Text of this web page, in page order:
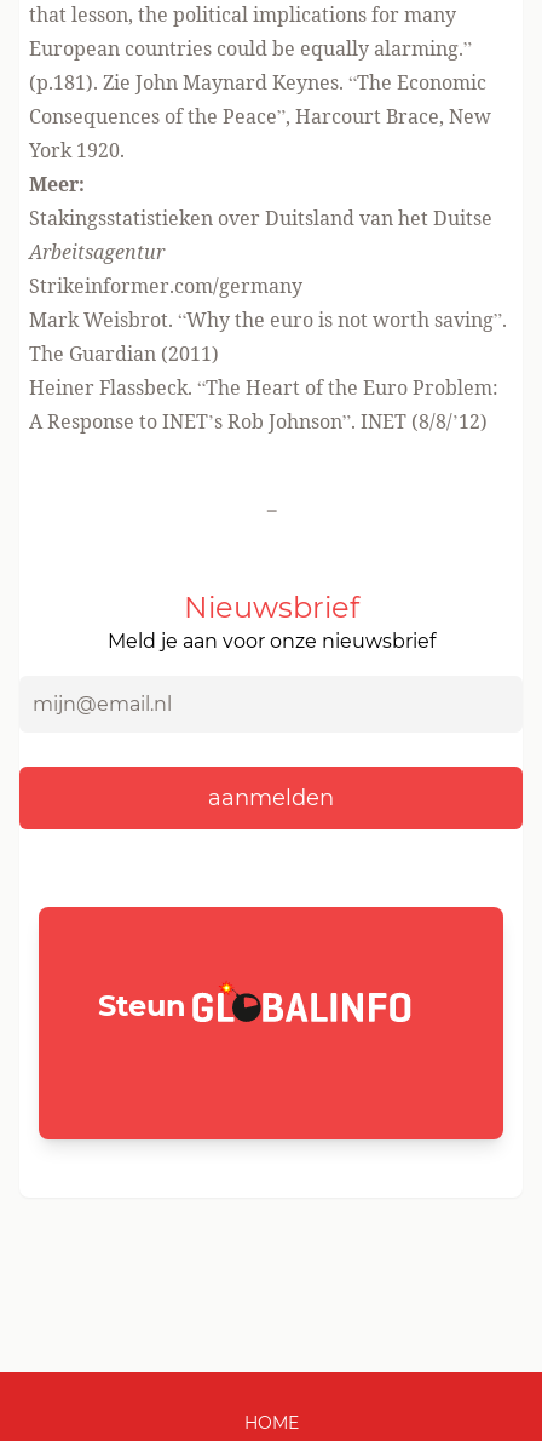
that lesson, the political implications for many
European countries could be equally alarming.”
(p.181). Zie John Maynard Keynes. “The Economic
Consequences of the Peace”, Harcourt Brace, New
York 1920.
Meer:
Stakingsstatistieken over Duitsland van het Duitse
Arbeitsagentur
Strikeinformer.com/germany
Mark Weisbrot. “Why the euro is not worth saving”.
The Guardian (2011)
Heiner Flassbeck. “The Heart of the Euro Problem:
A Response to INET’s Rob Johnson”. INET (8/8/’12)
-
Nieuwsbrief
Meld je aan voor onze nieuwsbrief
Steun GLOBALINFO.nl
HOME